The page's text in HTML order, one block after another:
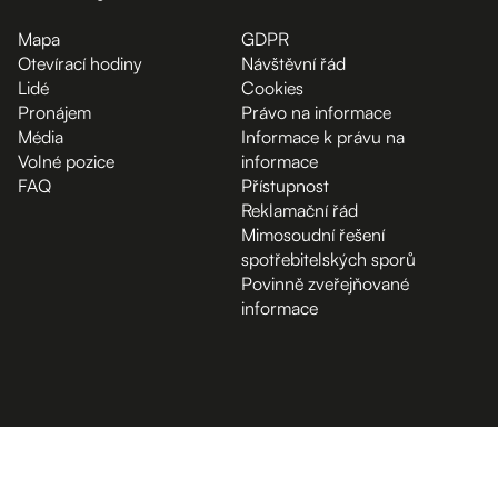
Mapa
Otevírací hodiny
Lidé
Pronájem
Média
Volné pozice
FAQ
GDPR
Návštěvní řád
Cookies
Právo na informace
Informace k právu na
informace
Přístupnost
Reklamační řád
Mimosoudní řešení
spotřebitelských sporů
Povinně zveřejňované
informace